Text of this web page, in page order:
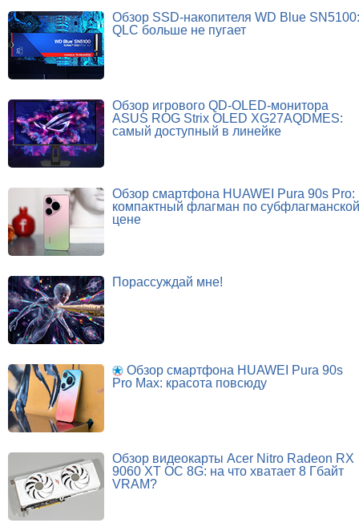
Обзор SSD-накопителя WD Blue SN5100:
QLC больше не пугает
Обзор игрового QD-OLED-монитора
ASUS ROG Strix OLED XG27AQDMES:
самый доступный в линейке
Обзор смартфона HUAWEI Pura 90s Pro:
компактный флагман по субфлагманской
цене
Порассуждай мне!
Обзор смартфона HUAWEI Pura 90s
Pro Max: красота повсюду
Обзор видеокарты Acer Nitro Radeon RX
9060 XT OC 8G: на что хватает 8 Гбайт
VRAM?